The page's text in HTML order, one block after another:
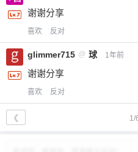
谢谢分享
喜欢 反对
glimmer715 @ 球 1年前
谢谢分享
喜欢 反对
1/
❮